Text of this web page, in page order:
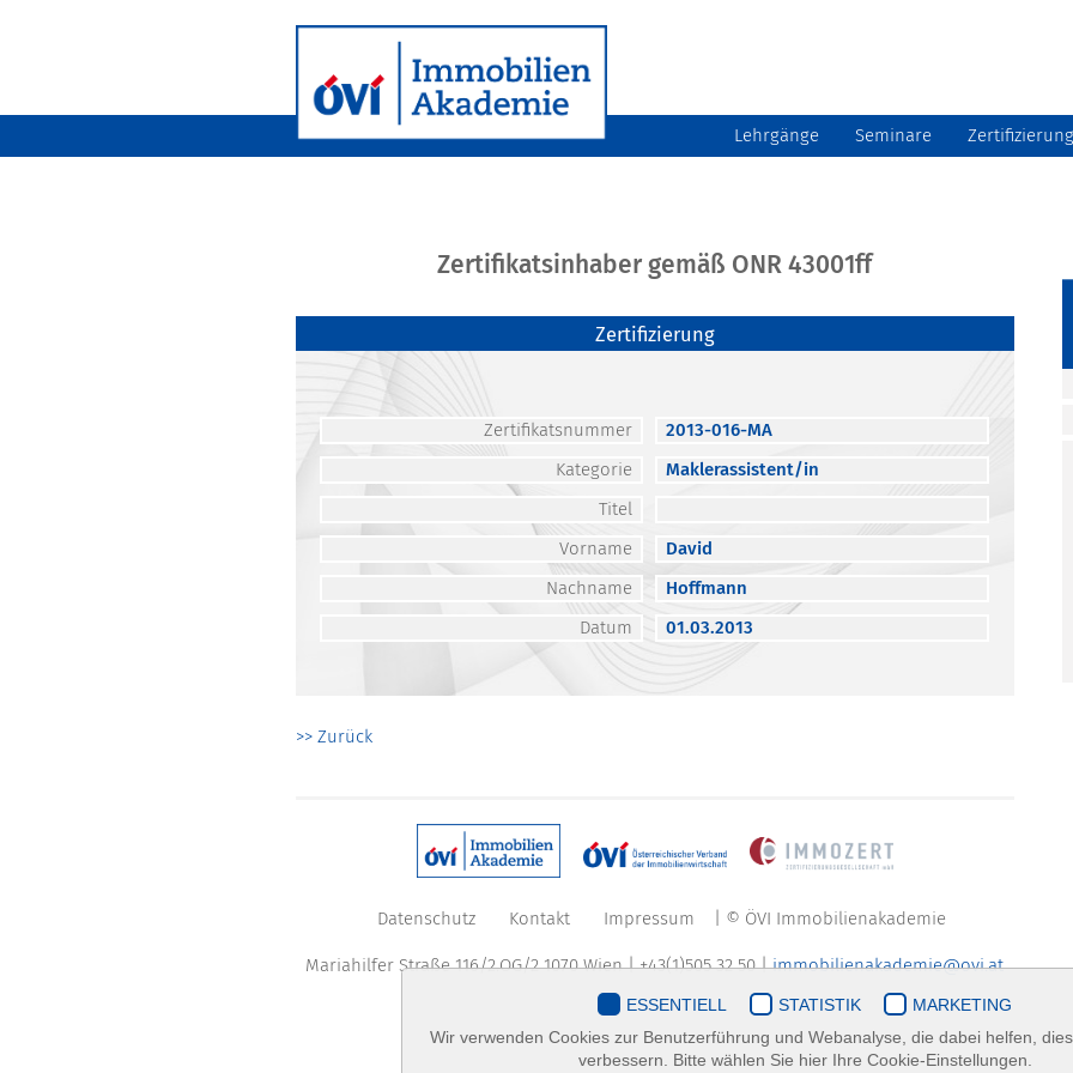
Lehrgänge Seminare Zertifizierung
Zertifikatsinhaber gemäß ONR 43001ff
Zertifizierung
Zertifikatsnummer
2013-016-MA
Kategorie
Maklerassistent/in
Titel
Vorname
David
Nachname
Hoffmann
Datum
01.03.2013
>> Zurück
Datenschutz Kontakt Impressum | © ÖVI Immobilienakademie
Mariahilfer Straße 116/2.OG/2 1070 Wien | +43(1)505 32 50 |immobilienakademie@ovi.at
ESSENTIELL STATISTIK
MARKETING
Wir verwenden Cookies zur Benutzerführung und Webanalyse, die dabei helfen,
verbessern. Bitte wählen Sie hier Ihre Cookie-Einstellungen.